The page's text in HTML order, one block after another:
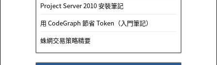
Project Server 2010 安裝筆記
用 CodeGraph 節省 Token（入門筆記）
蛛網交易策略精要